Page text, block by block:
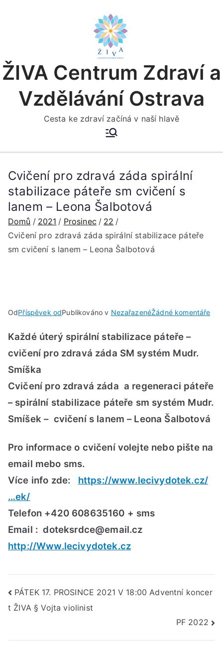
ŽIVA Centrum Zdraví a
Vzdělávání Ostrava
Cesta ke zdraví začíná v naší hlavě
Cvičení pro zdravá záda spirální
stabilizace páteře sm cvičení s
lanem – Leona Šalbotová
Domů 2021 Prosinec
22
Cvičení pro zdravá záda spirální stabilizace páteře
sm cvičení s lanem – Leona Šalbotová
OdPříspěvek odPublikováno v NezařazenéŽádné komentářeu
Každé úterý spirální stabilizace páteře –
cvičení pro zdravá záda SM systém Mudr.
Smíška
Cvičení pro zdravá záda a regeneraci páteře
– spirální stabilizace páteře sm systém Mudr.
Smíšek – cvičení s lanem – Leona Šalbotová
Pro informace o cvičení volejte nebo pište na
email mebo sms.
Více info zde: https://www.lecivydotek.cz/
…ek/
Telefon +420 608635160 + sms
Email : doteksrdce@email.cz
http://Www.lecivydotek.cz
Navigace
pro
příspěvek
PÁTEK 17. PROSINCE 2021 V 18:00 Adventní koncer
t ŽIVA § Vojta violinist
PF 2022